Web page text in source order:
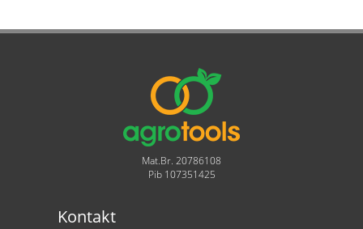
Mat.Br. 20786108
Pib 107351425
Kontakt